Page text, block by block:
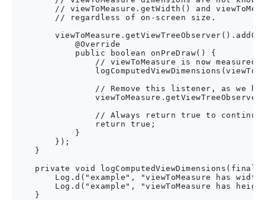
// viewToMeasure.getWidth() and
        // regardless of on-screen size.
            @Override
            public boolean onPreDraw() {
// viewToMeasure is now measured
// Remove this listener, as we
// Always return true to continue
                return true;
            }
        });
    }
private void logComputedViewDimensions(final
Log.d("example", "viewToMeasure has width
Log.d("example", "viewToMeasure has
    }